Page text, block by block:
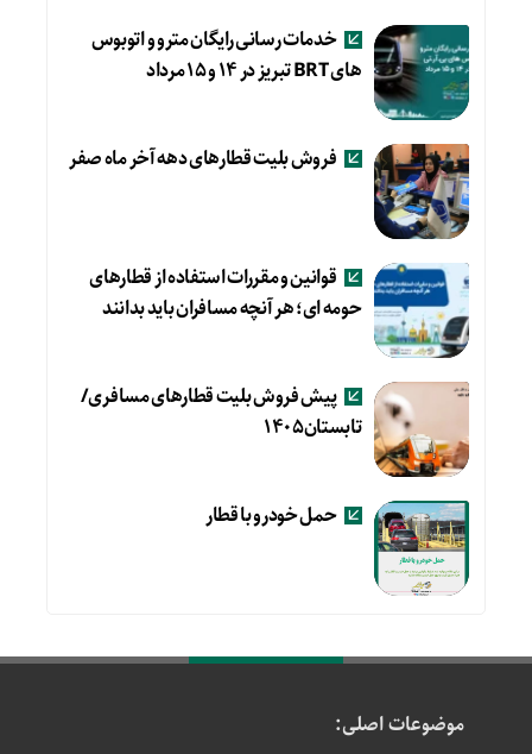
خدمات رسانی رایگان مترو و اتوبوس
های BRT تبریز در ۱۴ و ۱۵ مرداد
فروش بلیت قطارهای دهه آخر ماه صفر
قوانین و مقررات استفاده از قطارهای
حومه ای؛ هر آنچه مسافران باید بدانند
پیش فروش بلیت قطارهای مسافری/
تابستان۱۴۰۵
حمل خودرو با قطار
موضوعات اصلی: